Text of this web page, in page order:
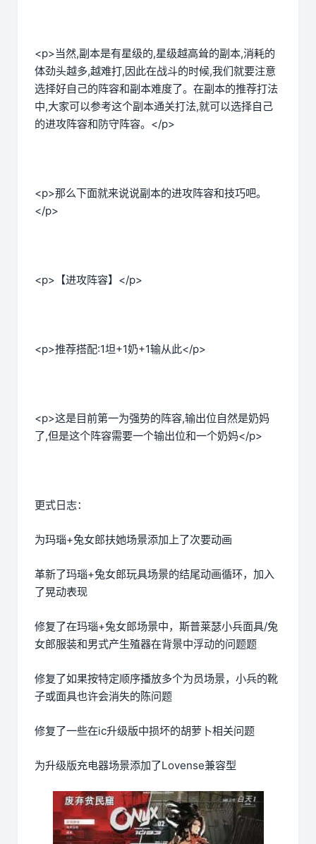
<p>当然,副本是有星级的,星级越高耸的副本,消耗的
体劲头越多,越难打,因此在战斗的时候,我们就要注意
选择好自己的阵容和副本难度了。在副本的推荐打法
中,大家可以参考这个副本通关打法,就可以选择自己
的进攻阵容和防守阵容。</p>
<p>那么下面就来说说副本的进攻阵容和技巧吧。
</p>
<p>【进攻阵容】</p>
<p>推荐搭配:1坦+1奶+1输从此</p>
<p>这是目前第一为强势的阵容,输出位自然是奶妈
了,但是这个阵容需要一个输出位和一个奶妈</p>
更式日志：
为玛瑙+兔女郎扶她场景添加上了次要动画
革新了玛瑙+兔女郎玩具场景的结尾动画循环，加入
了晃动表现
修复了在玛瑙+兔女郎场景中，斯普莱瑟小兵面具/兔
女郎服装和男式产生殖器在背景中浮动的问题题
修复了如果按特定顺序播放多个为员场景，小兵的靴
子或面具也许会消失的陈问题
修复了一些在ic升级版中损坏的胡萝卜相关问题
为升级版充电器场景添加了Lovense兼容型